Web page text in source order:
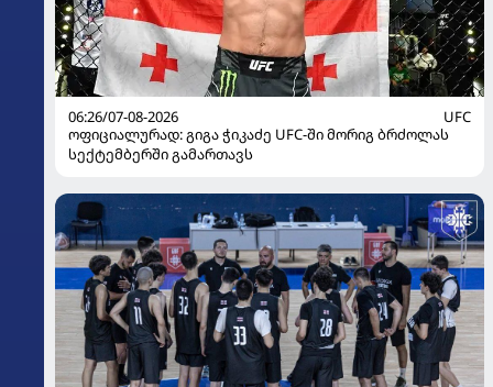
06:26/07-08-2026
UFC
ოფიციალურად: გიგა ჭიკაძე UFC-ში მორიგ ბრძოლას
სექტემბერში გამართავს